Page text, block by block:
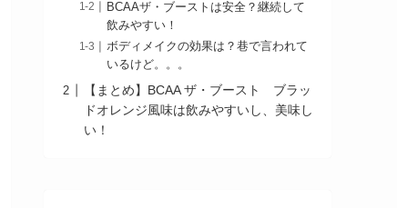
BCAAザ・ブーストは安全？継続して
飲みやすい！
ボディメイクの効果は？巷で言われて
いるけど。。。
【まとめ】BCAA ザ・ブースト ブラッ
ドオレンジ風味は飲みやすいし、美味し
い！